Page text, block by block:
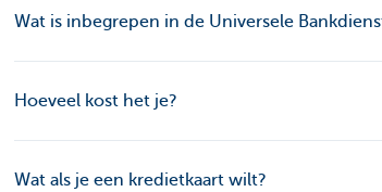
Wat is inbegrepen in de Universele
Hoeveel kost het je?
Wat als je een kredietkaart wilt?